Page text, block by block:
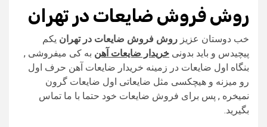
روش فروش ضایعات در تهران
خب دوستان عزیز روش فروش ضایعات در تهران یکم
پیچیدس و باید بدونی خریدار ضایعات آهن به کی میفروشی ,
بنگاه اول ضایعات در زمینه خریدار ضایعات آهن حرف اول
رو میزنه و هیچکسی مثل ضایعاتی اول ضایعات گرون
نمیخره , پس برای فروش ضایعات خود حتما با ما تماس
بگیرید.